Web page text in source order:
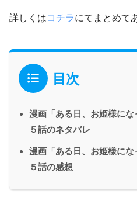
詳しくはコチラにてまとめて
目次
漫画「ある日、お姫様にな
５話のネタバレ
漫画「ある日、お姫様にな
５話の感想